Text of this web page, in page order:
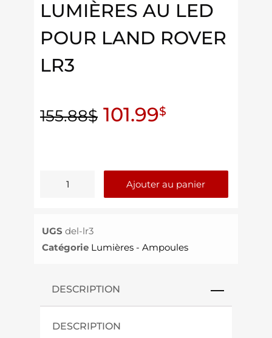
LUMIÈRES AU LED
POUR LAND ROVER
LR3
155.88$ 101.99$
Ajouter au panier
UGSdel-lr3
Catégorie Lumières - Ampoules
DESCRIPTION
DESCRIPTION